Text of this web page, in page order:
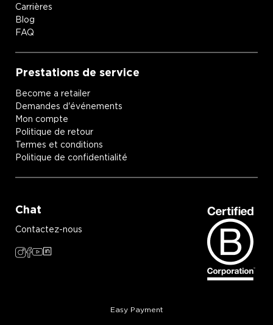
Carrières
Blog
FAQ
Prestations de service
Become a retailer
Demandes d'événements
Mon compte
Politique de retour
Termes et conditions
Politique de confidentialité
Chat
Contactez-nous
Easy Payment